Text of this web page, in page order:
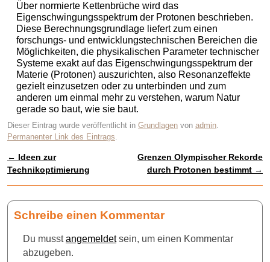
Über normierte Kettenbrüche wird das
Eigenschwingungsspektrum der Protonen beschrieben.
Diese Berechnungsgrundlage liefert zum einen
forschungs- und entwicklungstechnischen Bereichen die
Möglichkeiten, die physikalischen Parameter technischer
Systeme exakt auf das Eigenschwingungsspektrum der
Materie (Protonen) auszurichten, also Resonanzeffekte
gezielt einzusetzen oder zu unterbinden und zum
anderen um einmal mehr zu verstehen, warum Natur
gerade so baut, wie sie baut.
Dieser Eintrag wurde veröffentlicht in Grundlagen von admin.
Permanenter Link des Eintrags.
Artikelnavigation
← Ideen zur
Technikoptimierung
Grenzen Olympischer Rekorde
durch Protonen bestimmt →
Schreibe einen Kommentar
Du musstangemeldetsein, um einen Kommentar
abzugeben.